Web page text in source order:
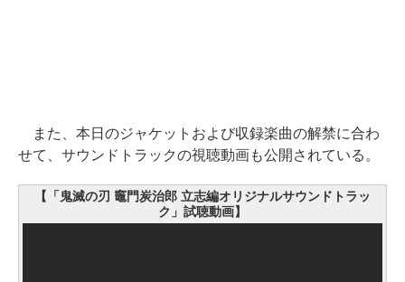
また、本日のジャケットおよび収録楽曲の解禁に合わ
せて、サウンドトラックの視聴動画も公開されている。
【「鬼滅の刃 竈門炭治郎 立志編オリジナルサウンドトラッ
ク」試聴動画】